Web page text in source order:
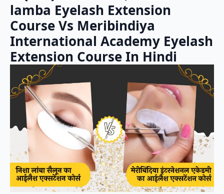
lamba Eyelash Extension
Course Vs Meribindiya
International Academy Eyelash
Extension Course In Hindi